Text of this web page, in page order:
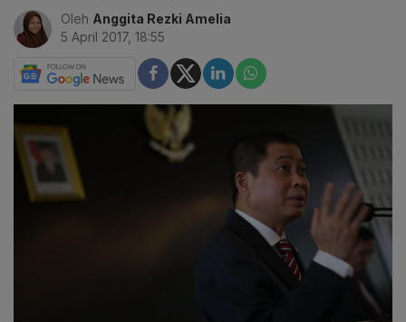
Oleh Anggita Rezki Amelia
5 April 2017, 18:55